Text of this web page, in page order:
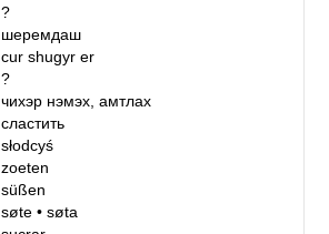
?
шеремдаш
cur shugyr er
?
чихэр нэмэх, амтлах
сластить
słodcyś
zoeten
süßen
søte• søta